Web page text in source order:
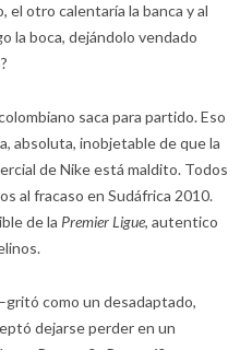
el otro calentaría la banca y al
la boca, dejándolo vendado
saca para partido. Eso
absoluta, inobjetable de que la
de Nike está maldito. Todos
al fracaso en Sudáfrica 2010.
de la Premier Ligue, autentico
como un desadaptado,
dejarse perder en un